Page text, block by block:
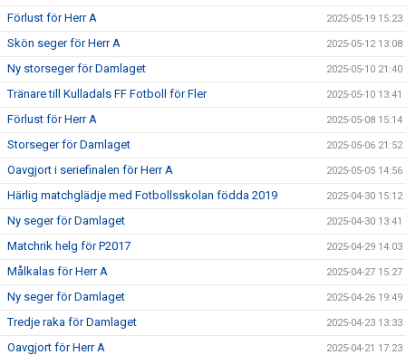
Förlust för Herr A 2025-05-19 15:23
Skön seger för Herr A 2025-05-12 13:08
Ny storseger för Damlaget 2025-05-10 21:40
Tränare till Kulladals FF Fotboll för Fler 2025-05-10 13:41
Förlust för Herr A 2025-05-08 15:14
Storseger för Damlaget 2025-05-06 21:52
Oavgjort i seriefinalen för Herr A 2025-05-05 14:56
Härlig matchglädje med Fotbollsskolan födda 2019 2025-04-30 15:12
Ny seger för Damlaget 2025-04-30 13:41
Matchrik helg för P2017 2025-04-29 14:03
Målkalas för Herr A 2025-04-27 15:27
Ny seger för Damlaget 2025-04-26 19:49
Tredje raka för Damlaget 2025-04-23 13:33
Oavgjort för Herr A 2025-04-21 17:23